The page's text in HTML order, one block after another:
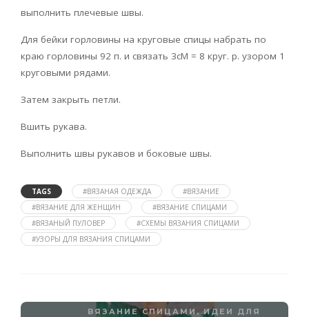
выполнить плечевые швы.
Для бейки горловины на круговые спицы набрать по
краю горловины 92 п. и связать 3cM = 8 круг. р. узором 1
круговыми рядами.
Затем закрыть петли.
Вшить рукава.
Выполнить швы рукавов и боковые швы.
TAGS #ВЯЗАНАЯ ОДЕЖДА
#ВЯЗАНИЕ
#ВЯЗАНИЕ ДЛЯ ЖЕНЩИН
#ВЯЗАНИЕ СПИЦАМИ
#ВЯЗАНЫЙ ПУЛОВЕР
#СХЕМЫ ВЯЗАНИЯ СПИЦАМИ
#УЗОРЫ ДЛЯ ВЯЗАНИЯ СПИЦАМИ
ВЯЗАНИЕ СПИЦАМИ ,ИДЕИ ДЛЯ